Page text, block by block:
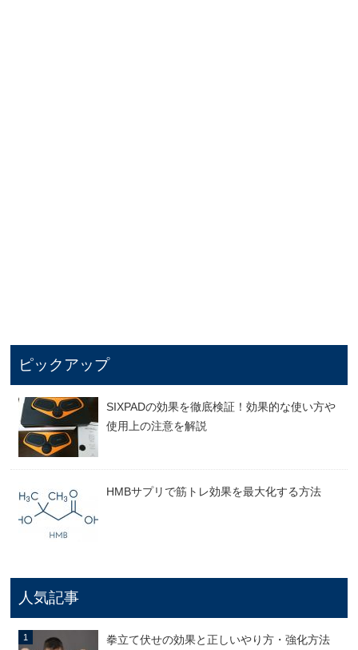
ピックアップ
SIXPADの効果を徹底検証！効果的な使い方や
使用上の注意を解説
HMBサプリで筋トレ効果を最大化する方法
人気記事
拳立て伏せの効果と正しいやり方・強化方法